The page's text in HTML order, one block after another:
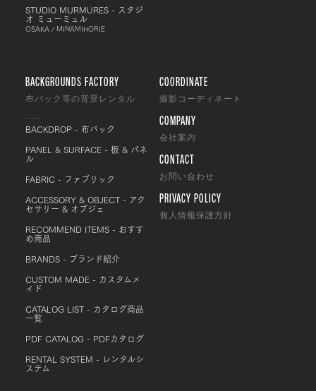
STUDIO MURMURES - スタジ
オ ミューミュル
OSAKA / MINAMIHORIE
BACKGROUNDS FACTORY
布バック等の背景レンタル
BACKDROP - 布バック
PANEL & SURFACE - 板 & パネ
ル
FABRIC - ファブリック
ACCESSORY & OBJECT - アク
セサリー & オブジェ
RECOMMEND ITEMS - おすす
め商品
BRANDS - ブランド紹介
CUSTOM MADE - カスタムメ
イド
CATALOG LIST - カタログ商品
一覧
PDF CATALOG - PDFカタログ
RENTAL SYSTEM - レンタルシ
ステム
COORDINATE
撮影コーディネート
COMPANY
会社案内
CONTACT
お問い合わせ
PRIVACY POLICY
個人情報保護方針